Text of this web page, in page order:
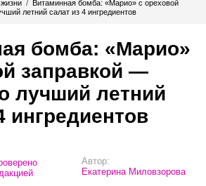
/ Витаминная бомба: «Марио» с ореховой
летний салат из 4 ингредиентов
бомба: «Марио»
заправкой —
лучший летний
ингредиентов
Автор:
Екатерина Миловзорова